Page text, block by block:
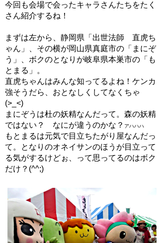
今回も会場で会ったキャラさんたちをたく
さん紹介するね！
まずは左から、静岡県「出世法師 直虎ち
ゃん」、その横が岡山県真庭市の「まにぞ
う」、ボクのとなりが岐阜県本巣市の「も
とまる」。
直虎ちゃんはみんな知ってるよね！ケンカ
強そうだら、おとなしくしてなくちゃ
(>_<)
まにぞうは杜の妖精なんだって。森の妖精
ではない？ なにが違うのかな？ アハハハ
もとまるは元気で目立ちたがり屋なんだっ
て。となりのオネイサンのほうが目立って
る気がするけどぉ、って思ってるのはボク
だけ？(^^;)